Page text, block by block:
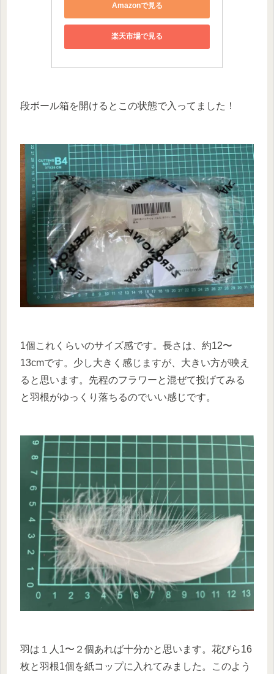
Amazonで見る
楽天市場で見る
段ボール箱を開けるとこの状態で入ってました！
1個これくらいのサイズ感です。長さは、約12〜
13cmです。少し大きく感じますが、大きい方が映え
ると思います。先程のフラワーと混ぜて投げてみる
と羽根がゆっくり落ちるのでいい感じです。
羽は１人1〜２個あれば十分かと思います。花びら16
枚と羽根1個を紙コップに入れてみました。このよう